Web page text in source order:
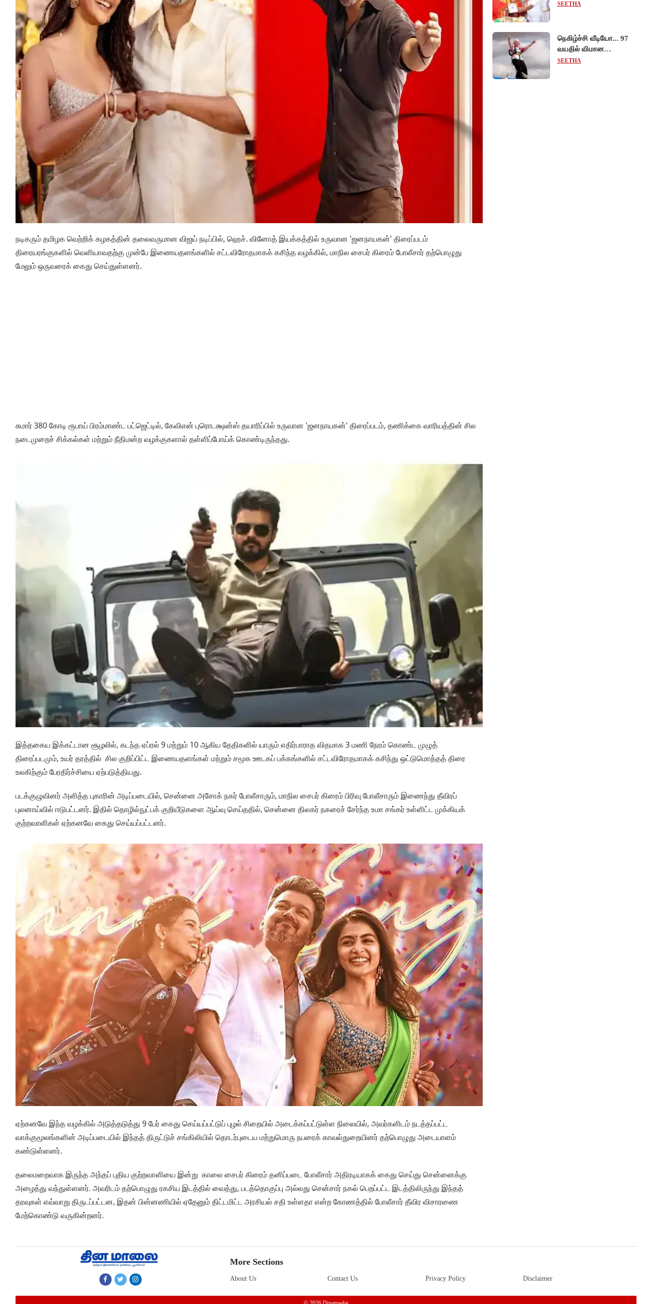
நடிகரும் தமிழக வெற்றிக் கழகத்தின் தலைவருமான விஜய் நடிப்பில், ஹெச். வினோத் இயக்கத்தில் உருவான 'ஜனநாயகன்' திரைப்படம்
திரையரங்குகளில் வெளியாவதற்கு முன்பே இணையதளங்களில் சட்டவிரோதமாகக் கசிந்த வழக்கில், மாநில சைபர் கிரைம் போலீசார் தற்பொழுது
மேலும் ஒருவரைக் கைது செய்துள்ளனர்.
சுமார் 380 கோடி ரூபாய் பிரம்மாண்ட பட்ஜெட்டில், கேவிஎன் புரொடக்ஷன்ஸ் தயாரிப்பில் உருவான 'ஜனநாயகன்' திரைப்படம், தணிக்கை வாரியத்தின் சில
நடைமுறைச் சிக்கல்கள் மற்றும் நீதிமன்ற வழக்குகளால் தள்ளிப்போய்க் கொண்டிருந்தது.
இத்தகைய இக்கட்டான சூழலில், கடந்த ஏப்ரல் 9 மற்றும் 10 ஆகிய தேதிகளில் யாரும் எதிர்பாராத விதமாக 3 மணி நேரம் கொண்ட முழுத்
திரைப்படமும், உயர் தரத்தில் சில குறிப்பிட்ட இணையதளங்கள் மற்றும் சமூக ஊடகப் பக்கங்களில் சட்டவிரோதமாகக் கசிந்து ஒட்டுமொத்தத் திரை
உலகிற்கும் பேரதிர்ச்சியை ஏற்படுத்தியது.
படக்குழுவினர் அளித்த புகாரின் அடிப்படையில், சென்னை அசோக் நகர் போலீசாரும், மாநில சைபர் கிரைம் பிரிவு போலீசாரும் இணைந்து தீவிரப்
புலனாய்வில் ஈடுபட்டனர். இதில் தொழில்நுட்பக் குறியீடுகளை ஆய்வு செய்ததில், சென்னை திலகர் நகரைச் சேர்ந்த உமா சங்கர் உள்ளிட்ட முக்கியக்
குற்றவாளிகள் ஏற்கனவே கைது செய்யப்பட்டனர்.
ஏற்கனவே இந்த வழக்கில் அடுத்தடுத்து 9 பேர் கைது செய்யப்பட்டுப் புழல் சிறையில் அடைக்கப்பட்டுள்ள நிலையில், அவர்களிடம் நடத்தப்பட்ட
வாக்குமூலங்களின் அடிப்படையில் இந்தத் திருட்டுச் சங்கிலியில் தொடர்புடைய மற்றுமொரு நபரைக் காவல்துறையினர் தற்பொழுது அடையாளம்
கண்டுள்ளனர்.
தலைமறைவாக இருந்த அந்தப் புதிய குற்றவாளியை இன்று காலை சைபர் கிரைம் தனிப்படை போலீசார் அதிரடியாகக் கைது செய்து சென்னைக்கு
அழைத்து வந்துள்ளனர். அவரிடம் தற்பொழுது ரகசிய இடத்தில் வைத்து, படத்தொகுப்பு அல்லது சென்சார் நகல் பெறப்பட்ட இடத்திலிருந்து இந்தத்
தரவுகள் எவ்வாறு திருடப்பட்டன, இதன் பின்னணியில் ஏதேனும் திட்டமிட்ட அரசியல் சதி உள்ளதா என்ற கோணத்தில் போலீசார் தீவிர விசாரணை
மேற்கொண்டு வருகின்றனர்.
தேவஸ்தான அறங்காவலர்
SEETHA
நெகிழ்ச்சி வீடியோ... 97
வயதில் விமான
இறக்கையில் பயணித்து
SEETHA
More Sections
About Us Contact Us Privacy Policy Disclaimer